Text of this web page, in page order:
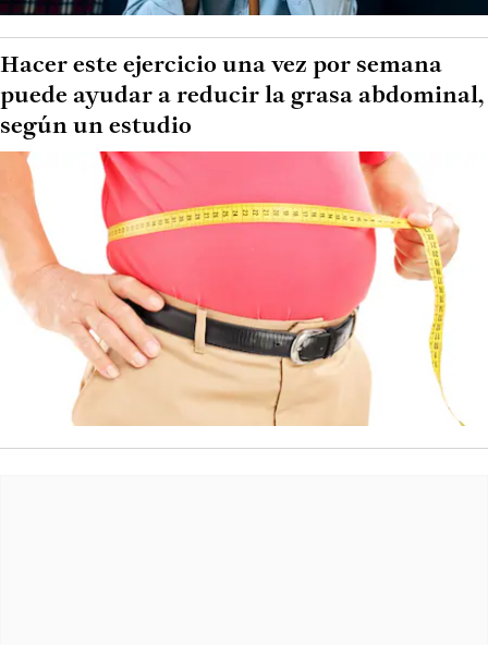
Hacer este ejercicio una vez por semana
puede ayudar a reducir la grasa abdominal,
según un estudio